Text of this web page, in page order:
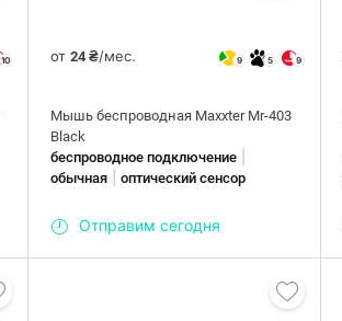
10 от24 ₴/мес. 9 5 9
Мышь беспроводная Maxxter Mr-403
Black
беспроводное подключение
обычная |оптический сенсор
Отправим сегодня